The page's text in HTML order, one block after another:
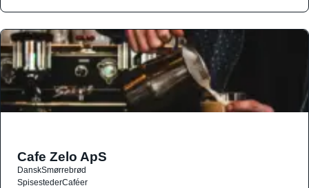
Cafe Zelo ApS
DanskSmørrebrød
SpisestederCaféer